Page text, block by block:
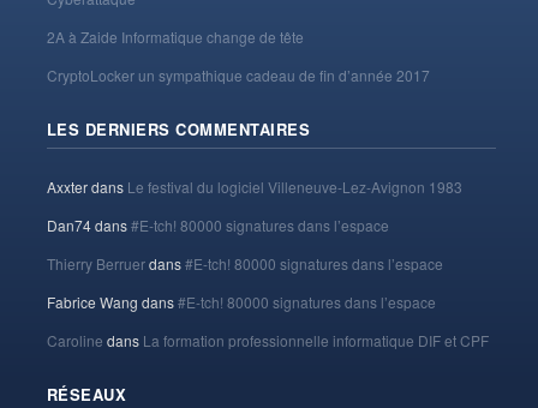
2A à Zaide Informatique change de tête
CryptoLocker un sympathique cadeau de fin d’année 2017
LES DERNIERS COMMENTAIRES
Axxterdans Le festival du logiciel Villeneuve-Lez-Avignon 1983
Dan74dans#E-tch! 80000 signatures dans l’espace
Thierry Berruerdans#E-tch! 80000 signatures dans l’espace
Fabrice Wang dans#E-tch! 80000 signatures dans l’espace
Caroline dans La formation professionnelle informatique DIF et CPF
RÉSEAUX